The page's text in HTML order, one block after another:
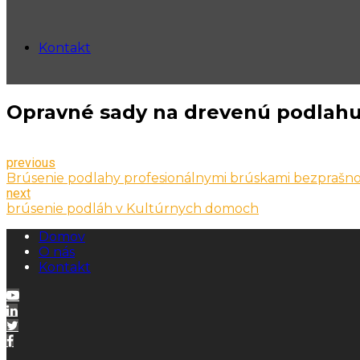
Kontakt
Opravné sady na drevenú podlahu
previous
Brúsenie podlahy profesionálnymi brúskami
next
brúsenie podláh v Kultúrnych domoch
Domov
O nás
Kontakt